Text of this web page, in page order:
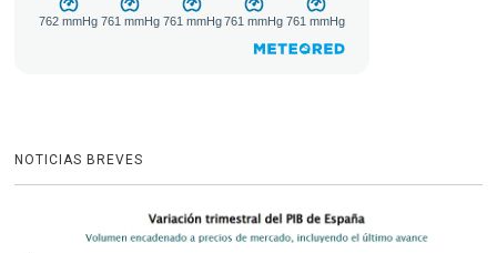
NOTICIAS BREVES